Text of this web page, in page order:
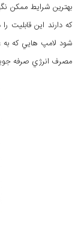
بهترين شرايط ممكن
كه دارند اين قابليت
شود لامپ هايي كه به
مصرف انرژي صرفه